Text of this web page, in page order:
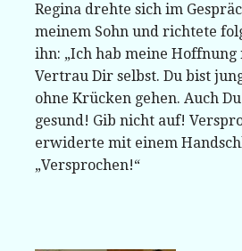
Regina drehte sich im
meinem Sohn und richtete
ihn: „Ich hab meine
Vertrau Dir selbst. Du bist
ohne Krücken gehen. Auch
gesund! Gib nicht auf!
erwiderte mit einem
„Versprochen!“